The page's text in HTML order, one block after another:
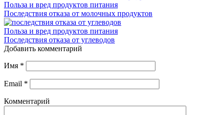
Польза и вред продуктов питания
Последствия отказа от молочных продуктов
Польза и вред продуктов питания
Последствия отказа от углеводов
Добавить комментарий
Имя *
Email *
Комментарий